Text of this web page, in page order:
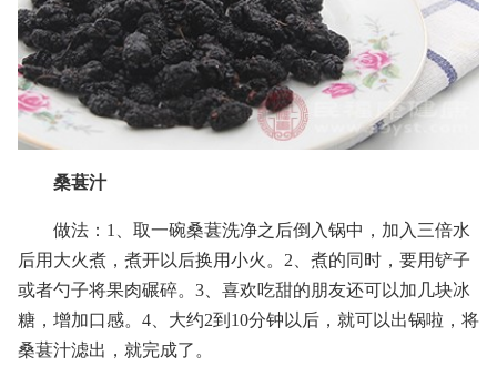
桑葚汁
做法：1、取一碗桑葚洗净之后倒入锅中，加入三倍水
后用大火煮，煮开以后换用小火。2、煮的同时，要用铲子
或者勺子将果肉碾碎。3、喜欢吃甜的朋友还可以加几块冰
糖，增加口感。4、大约2到10分钟以后，就可以出锅啦，将
桑葚汁滤出，就完成了。